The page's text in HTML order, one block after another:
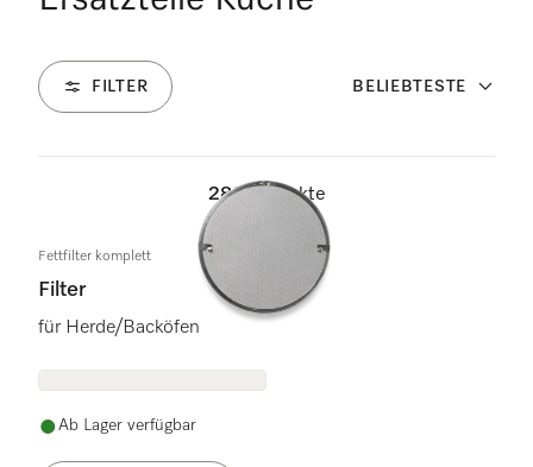
FILTER BELIEBTESTE
286 Produkte
Fettfilter komplett
Filter
für Herde/Backöfen
Ab Lager verfügbar